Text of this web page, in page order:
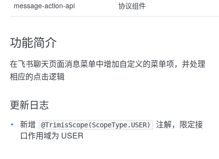
message-action-api 协议组件
功能简介
在飞书聊天页面消息菜单中增加自定义的菜单项，并处理
相应的点击逻辑
更新日志
新增 @TrimisScope(ScopeType.USER)
注解，限定接
口作用域为 USER